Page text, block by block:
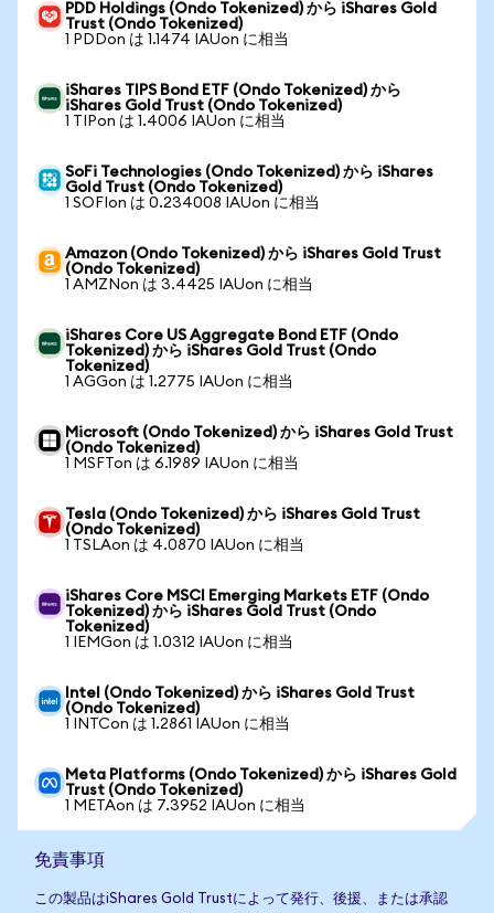
PDD Holdings (Ondo Tokenized) から iShares Gold
Trust (Ondo Tokenized)
1 PDDon は 1.1474 IAUon に相当
iShares TIPS Bond ETF (Ondo Tokenized) から
iShares Gold Trust (Ondo Tokenized)
1 TIPon は 1.4006 IAUon に相当
SoFi Technologies (Ondo Tokenized) から iShares
Gold Trust (Ondo Tokenized)
1 SOFIon は 0.234008 IAUon に相当
Amazon (Ondo Tokenized) から iShares Gold Trust
(Ondo Tokenized)
1 AMZNon は 3.4425 IAUon に相当
iShares Core US Aggregate Bond ETF (Ondo
Tokenized) から iShares Gold Trust (Ondo
Tokenized)
1 AGGon は 1.2775 IAUon に相当
Microsoft (Ondo Tokenized) から iShares Gold Trust
(Ondo Tokenized)
1 MSFTon は 6.1989 IAUon に相当
Tesla (Ondo Tokenized) から iShares Gold Trust
(Ondo Tokenized)
1 TSLAon は 4.0870 IAUon に相当
iShares Core MSCI Emerging Markets ETF (Ondo
Tokenized) から iShares Gold Trust (Ondo
Tokenized)
1 IEMGon は 1.0312 IAUon に相当
Intel (Ondo Tokenized) から iShares Gold Trust
(Ondo Tokenized)
1 INTCon は 1.2861 IAUon に相当
Meta Platforms (Ondo Tokenized) から iShares Gold
Trust (Ondo Tokenized)
1 METAon は 7.3952 IAUon に相当
免責事項
この製品はiShares Gold Trustによって発行、後援、または承認